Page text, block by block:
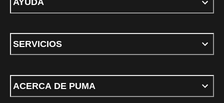
AYUDA
SERVICIOS
ACERCA DE PUMA